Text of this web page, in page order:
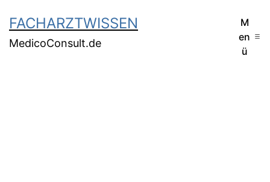
FACHARZTWISSEN
MedicoConsult.de
M
en
ü